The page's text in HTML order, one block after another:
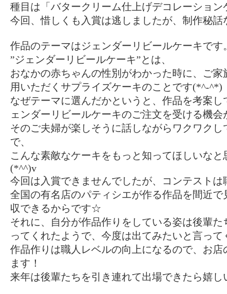
種目は「バタークリーム仕上げデコレーション
今回、惜しくも入賞は逃しましたが、制作秘
作品のテーマはジェンダーリビールケーキです
”ジェンダーリビールケーキ”とは、
おなかの赤ちゃんの性別がわかった時に、ご
用いただくサプライズケーキのことです(*^-^*)
なぜテーマに選んだかというと、作品を考案
ェンダーリビールケーキのご注文を受ける機会
そのご夫婦が楽しそうに話しながらワクワク
で、
こんな素敵なケーキをもっと知ってほしいな
(*^^)v
今回は入賞できませんでしたが、コンテスト
全国の有名店のパティシエが作る作品を間近
収できるからです☆
それに、自分が作品作りをしている姿は後輩
ってくれたようで、今度は出てみたいと言っ
作品作りは職人レベルの向上になるので、お
ます！
来年は後輩たちを引き連れて出場できたら嬉し